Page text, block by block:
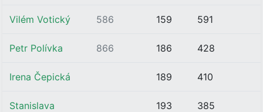
Vilém Votický 586 159 591
Petr Polívka 866 186 428
Irena Čepická 189 410
Stanislava
193 385